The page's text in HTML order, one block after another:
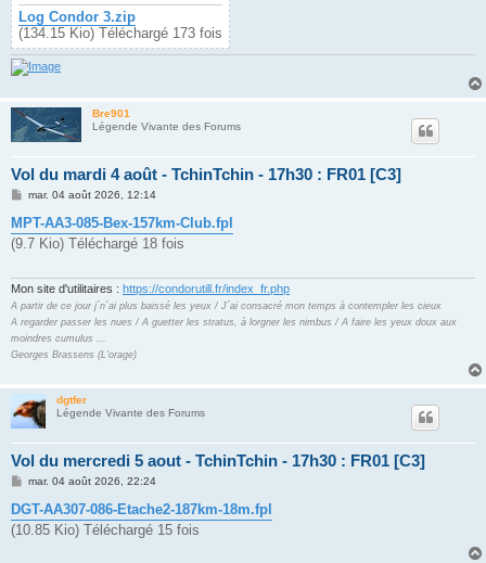
Log Condor 3.zip
(134.15 Kio) Téléchargé 173 fois
Bre901
Légende Vivante des Forums
Vol du mardi 4 août - TchinTchin - 17h30 : FR01 [C3]
M
s
s
a
mar. 04 août 2026, 12:14
MPT-AA3-085-Bex-157km-Club.fpl
(9.7 Kio) Téléchargé 18 fois
Mon site d'utilitaires : https://condorutill.fr/index_fr.php
A partir de ce jour j´n´ai plus baissé les yeux / J´ai consacré mon temps à contempler les cieux
A regarder passer les nues / A guetter les stratus, à lorgner les nimbus / A faire les yeux doux aux
moindres cumulus ...
Georges Brassens (L'orage)
dgtfer
Légende Vivante des Forums
Vol du mercredi 5 aout - TchinTchin - 17h30 : FR01 [C3]
M
s
s
a
mar. 04 août 2026, 22:24
DGT-AA307-086-Etache2-187km-18m.fpl
(10.85 Kio) Téléchargé 15 fois